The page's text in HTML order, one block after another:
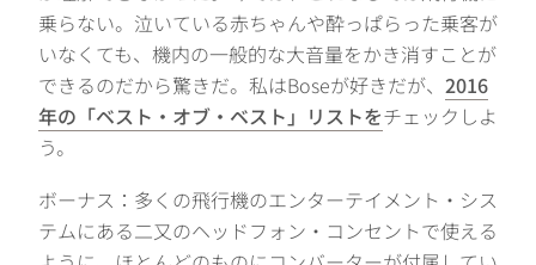
乗らない。泣いている赤ちゃんや酔っぱらった乗客が
いなくても、機内の一般的な大音量をかき消すことが
できるのだから驚きだ。私はBoseが好きだが、 2016
年の「ベスト・オブ・ベスト」リストをチェックしよ
う。
ボーナス：多くの飛行機のエンターテイメント・シス
テムにある二又のヘッドフォン・コンセントで使える